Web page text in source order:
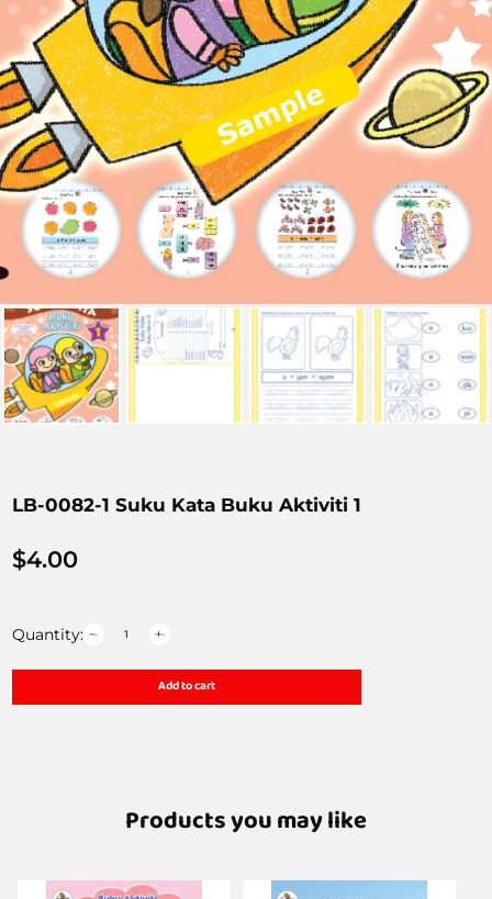
LB-0082-1 Suku Kata Buku Aktiviti 1
$4.00
Quantity:
Add to cart
Products you may like